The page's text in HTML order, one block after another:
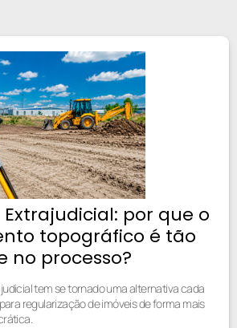
por que o
topográfico é tão
no processo?
tem se tornado uma alternativa cada
regularização de imóveis de forma mais